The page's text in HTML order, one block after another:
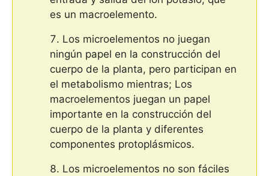
es un macroelemento.
Los microelementos no juegan
ningún papel en la construcción del
cuerpo de la planta, pero participan en
el metabolismo mientras; Los
macroelementos juegan un papel
importante en la construcción del
cuerpo de la planta y diferentes
componentes protoplásmicos.
Los microelementos no son fáciles